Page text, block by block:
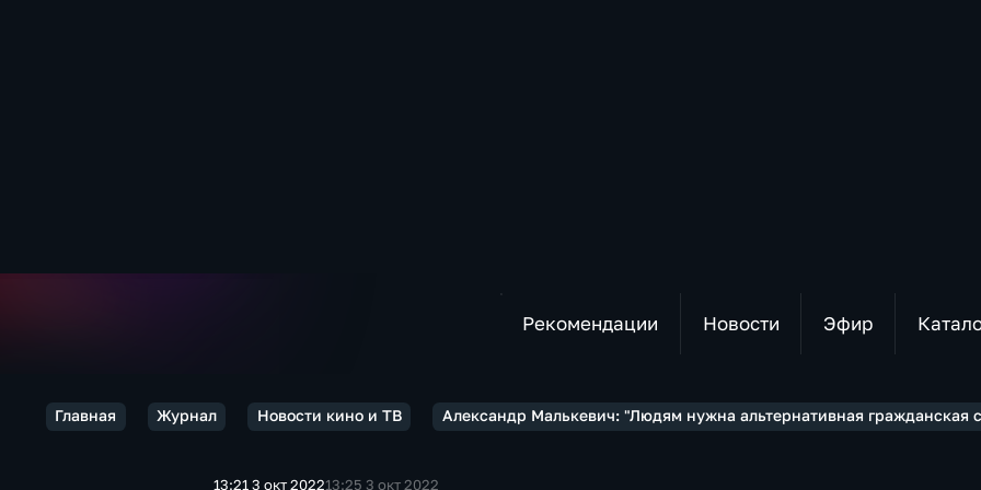
Рекомендации Новости Эфир
Главная Журнал Новости кино и ТВ Александр Малькевич: "Людям нужна альтернативная гражданская
13:21 3 окт 202213:25 3 окт 2022